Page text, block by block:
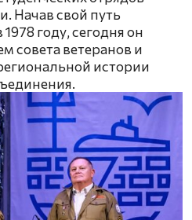
Начав свой путь
году, сегодня он
совета ветеранов и
истории